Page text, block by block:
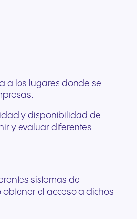
a los lugares donde se
y disponibilidad de
y evaluar diferentes
sistemas de
obtener el acceso a dichos